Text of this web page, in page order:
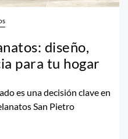
diseño,
para tu hogar
es una decisión clave en
San Pietro